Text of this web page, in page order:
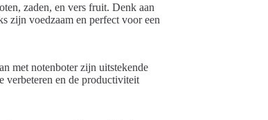
zaden, en vers fruit. Denk aan
zijn voedzaam en perfect voor een
met notenboter zijn uitstekende
verbeteren en de productiviteit